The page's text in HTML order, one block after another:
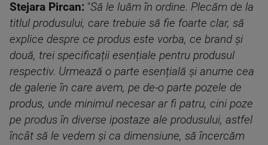
Stejara Pircan: "Să le luăm în ordine. Plecăm de la
titlul produsului, care trebuie să fie foarte clar, să
explice despre ce produs este vorba, ce brand și
două, trei specificații esențiale pentru produsul
respectiv. Urmează o parte esențială și anume cea
de galerie în care avem, pe de-o parte pozele de
produs, unde minimul necesar ar fi patru, cini poze
pe produs în diverse ipostaze ale produsului, astfel
încât să le vedem și ca dimensiune, să încercăm